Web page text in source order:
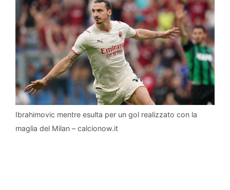
Ibrahimovic mentre esulta per un gol realizzato con la
maglia del Milan – calcionow.it